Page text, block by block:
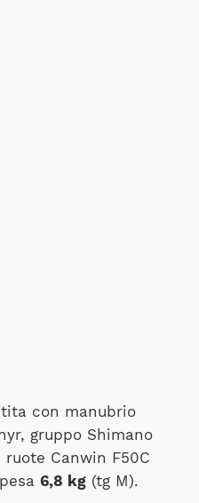
con manubrio
gruppo Shimano
ruote Canwin F50C
6,8 kg(tg M).